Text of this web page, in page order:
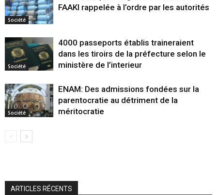
Société
FAAKI rappelée à l’ordre par les autorités
Société
4000 passeports établis traineraient
dans les tiroirs de la préfecture selon le
ministère de l’interieur
Société
ENAM: Des admissions fondées sur la
parentocratie au détriment de la
méritocratie
ARTICLES RÉCENTS